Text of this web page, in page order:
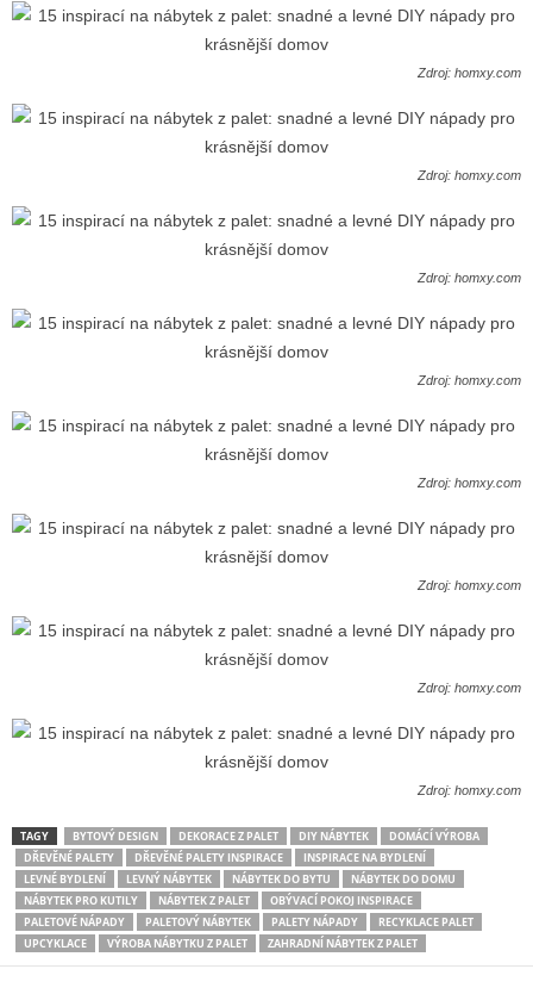
Zdroj: homxy.com
Zdroj: homxy.com
Zdroj: homxy.com
Zdroj: homxy.com
Zdroj: homxy.com
Zdroj: homxy.com
Zdroj: homxy.com
Zdroj: homxy.com
TAGY BYTOVÝ DESIGN DEKORACE Z PALET DIY NÁBYTEK
DOMÁCÍ VÝROBA
DŘEVĚNÉ PALETY
DŘEVĚNÉ PALETY INSPIRACE
INSPIRACE NA BYDLENÍ
LEVNÉ BYDLENÍ
LEVNÝ NÁBYTEK NÁBYTEK DO BYTU
NÁBYTEK DO DOMU
NÁBYTEK PRO KUTILY
NÁBYTEK Z PALET
OBÝVACÍ POKOJ INSPIRACE
PALETOVÉ NÁPADY
PALETOVÝ NÁBYTEK PALETY NÁPADY
RECYKLACE PALET
UPCYKLACE
VÝROBA NÁBYTKU Z PALET ZAHRADNÍ NÁBYTEK Z PALET